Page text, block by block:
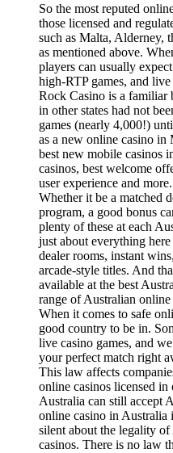
So the most reputed
those licensed and
such as Malta, Alderney,
as mentioned above.
players can usually
high-RTP games, and
Rock Casino is a familiar
in other states had not
games (nearly 4,000!)
as a new online casino
best new mobile casinos
casinos, best welcome
user experience and more.
Whether it be a matched
program, a good bonus
plenty of these at each
just about everything
dealer rooms, instant
arcade-style titles. And
available at the best
range of Australian online
When it comes to safe
good country to be in.
live casino games, and
your perfect match right
This law affects
online casinos licensed
Australia can still accept
online casino in
silent about the legality
casinos. There is no law